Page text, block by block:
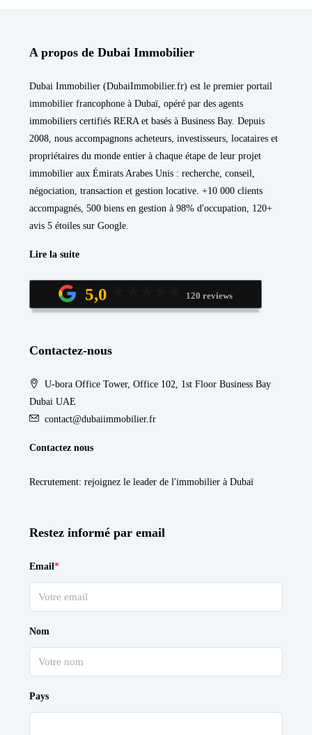
A propos de Dubai Immobilier
Dubai Immobilier (DubaiImmobilier.fr) est le premier portail
immobilier francophone à Dubaï, opéré par des agents
immobiliers certifiés RERA et basés à Business Bay. Depuis
2008, nous accompagnons acheteurs, investisseurs, locataires et
propriétaires du monde entier à chaque étape de leur projet
immobilier aux Émirats Arabes Unis : recherche, conseil,
négociation, transaction et gestion locative. +10 000 clients
accompagnés, 500 biens en gestion à 98% d'occupation, 120+
avis 5 étoiles sur Google.
Lire la suite
5,0 120 reviews
Contactez-nous
U-bora Office Tower, Office 102, 1st Floor Business Bay
Dubai UAE
contact@dubaiimmobilier.fr
Contactez nous
Recrutement: rejoignez le leader de l'immobilier à Dubaï
Restez informé par email
Email*
Nom
Pays